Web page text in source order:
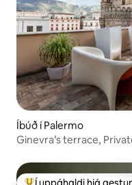
Íbúð í Palermo
Ginevra’s terrace,